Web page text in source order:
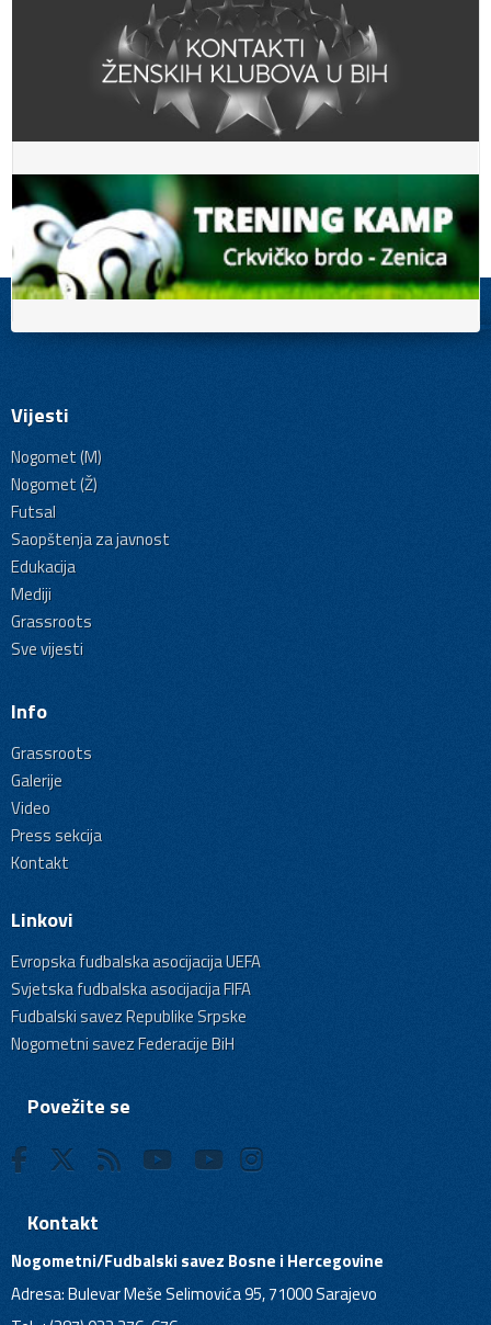
Vijesti
Nogomet (M)
Nogomet (Ž)
Futsal
Saopštenja za javnost
Edukacija
Mediji
Grassroots
Sve vijesti
Info
Grassroots
Galerije
Video
Press sekcija
Kontakt
Linkovi
Evropska fudbalska asocijacija UEFA
Svjetska fudbalska asocijacija FIFA
Fudbalski savez Republike Srpske
Nogometni savez Federacije BiH
Povežite se
Kontakt
Nogometni/Fudbalski savez Bosne i Hercegovine
Adresa: Bulevar Meše Selimovića 95, 71000 Sarajevo